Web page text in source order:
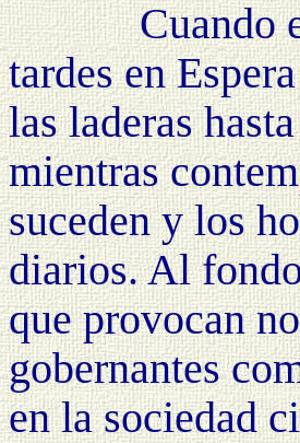
Cuando el
tardes en
las laderas
mientras
suceden y los
diarios. Al
que provocan
gobernantes
en la sociedad